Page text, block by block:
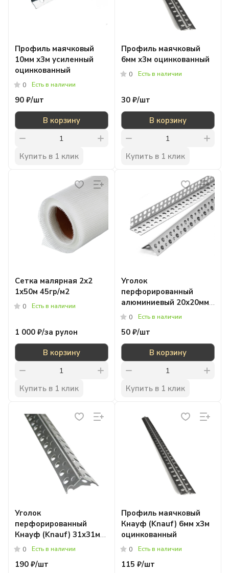
Профиль маячковый
10мм х3м усиленный
оцинкованный
0 Есть в наличии
90 ₽/шт
В корзину
Купить в 1 клик
Профиль маячковый
6мм х3м оцинкованный
0 Есть в наличии
30 ₽/шт
В корзину
Купить в 1 клик
Сетка малярная 2х2
1х50м 45гр/м2
0 Есть в наличии
1 000 ₽/за рулон
В корзину
Купить в 1 клик
Уголок
перфорированный
алюминиевый 20х20мм
х3м
0 Есть в наличии
50 ₽/шт
В корзину
Купить в 1 клик
Уголок
перфорированный
Кнауф (Knauf) 31х31мм
х3м оцинкованный
0 Есть в наличии
190 ₽/шт
Профиль маячковый
Кнауф (Knauf) 6мм х3м
оцинкованный
0 Есть в наличии
115 ₽/шт